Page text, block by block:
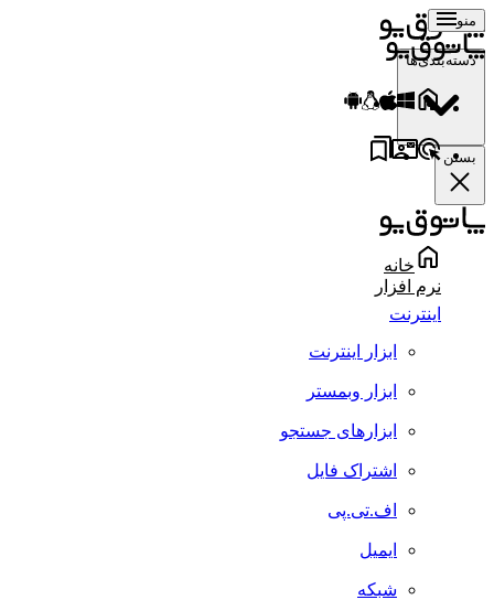
منو
دسته‌بندی‌ها
بستن
خانه
نرم افزار
اینترنت
ابزار اینترنت
ابزار وبمستر
ابزارهای جستجو
اشتراک فایل
اف.تی.پی
ایمیل
شبکه